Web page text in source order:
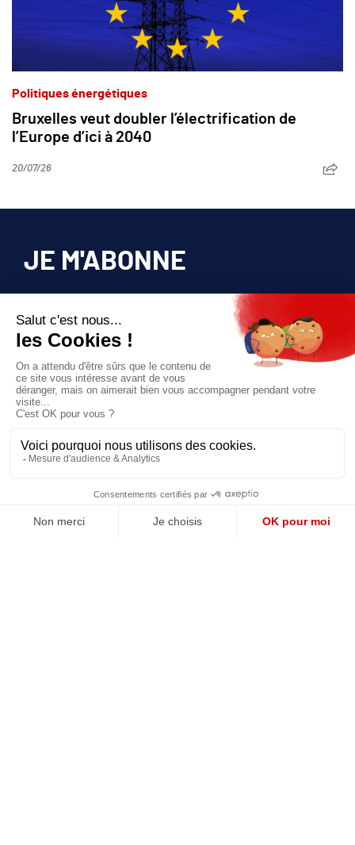
Politiques énergétiques
Bruxelles veut doubler l’électrification de
l’Europe d’ici à 2040
20/07/26
JE M'ABONNE
Pour bénéficier d’un accès privilégié à tous
les articles publiés sur site.
Prix unique 180€/AN
JE M'ABONNE